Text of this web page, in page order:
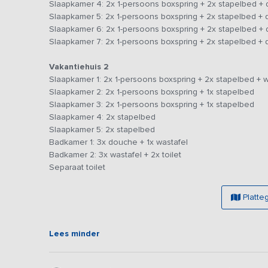
grote koelkast, diepvries, voldoende werkruimte en
De 12 slaapkamers zijn ruim opgezet en de rustige
vogels. Er zijn voldoende badkamers en doucheruimtes
De buitenruimte beschikt over een speelveld en een
juist heel zonnig weer, lekker buiten zitten. Er zijn
tafeltennistafel, voor een sportieve competitie. Kies je
aan de Veluwe natuurlijk niet ontbreken. De
Let op:gezien de ligging en naaste buren is deze
het buiten én binnen stil te zijn, om overlast te
Bijzonderheden:
Slaapkamer 4: 2x 1-persoons boxspring + 2x stapelbed
Slaapkamer 5: 2x 1-persoons boxspring + 2x stapelbed
Slaapkamer 6: 2x 1-persoons boxspring + 2x stapelbed
Slaapkamer 7: 2x 1-persoons boxspring + 2x stapelbed
Vakantiehuis 2
Slaapkamer 1: 2x 1-persoons boxspring + 2x stapelbed +
Slaapkamer 2: 2x 1-persoons boxspring + 1x stapelbed
Slaapkamer 3: 2x 1-persoons boxspring + 1x stapelbed
Slaapkamer 4: 2x stapelbed
Slaapkamer 5: 2x stapelbed
Badkamer 1: 3x douche + 1x wastafel
Badkamer 2: 3x wastafel + 2x toilet
Separaat toilet
Lees minder